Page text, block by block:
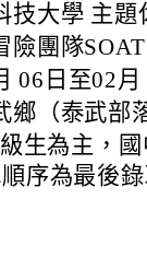
技大學 主
險團隊
06日至02
鄉（泰武部
生為主，
序為最後